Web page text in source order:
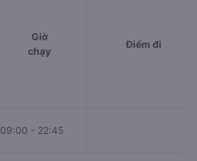
Giờ
chạy
Điểm đi
09:00 - 22:45